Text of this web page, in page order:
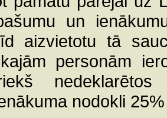
un
aizvietotu tā
personām
nedeklarētos
nodokli